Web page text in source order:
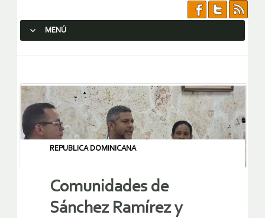
MENÚ
REPUBLICA DOMINICANA
Comunidades de
Sánchez Ramírez y